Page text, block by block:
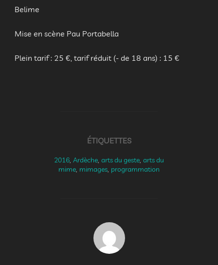
Belime
Mise en scène Pau Portabella
Plein tarif : 25 €, tarif réduit (- de 18 ans) : 15 €
ÉTIQUETTES
2016, Ardèche, arts du geste, arts du
mime, mimages, programmation
AUTEUR DE LA PUBLICATION